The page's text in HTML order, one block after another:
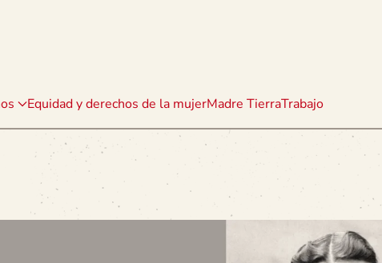
Equidad y derechos de la mujerMadre TierraTrabajo